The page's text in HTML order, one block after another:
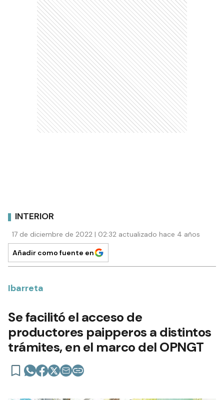
INTERIOR
17 de diciembre de 2022 | 02:32 actualizado hace 4 años
Añadir como fuente en
Ibarreta
Se facilitó el acceso de
productores paipperos a distintos
trámites, en el marco del OPNGT